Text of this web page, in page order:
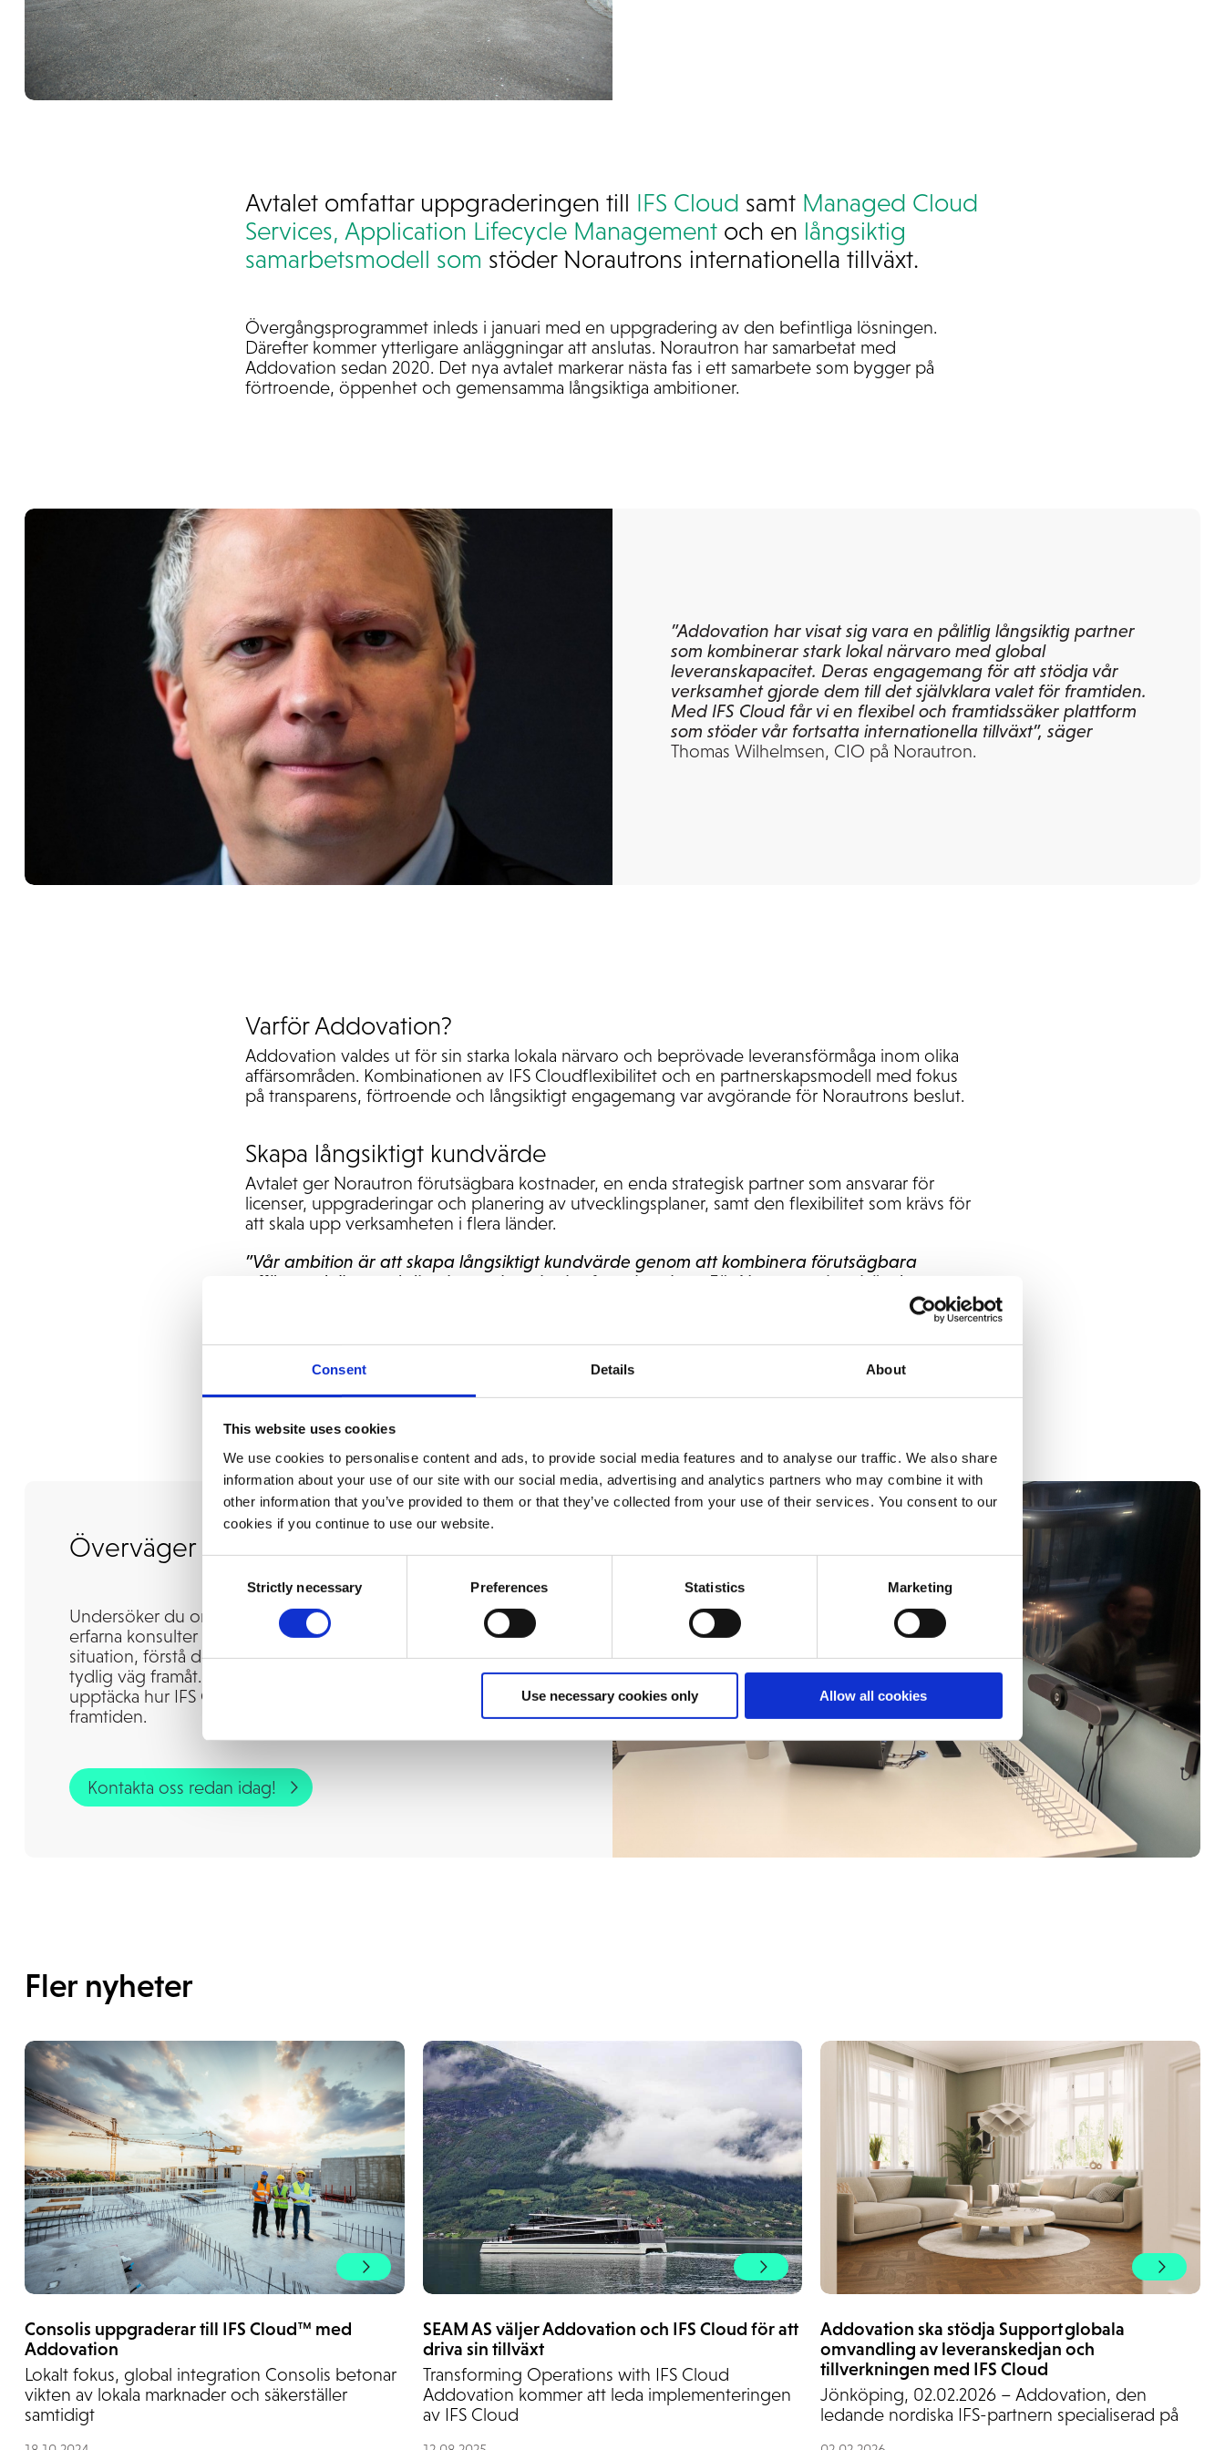
Consent Details About
This website uses cookies
We use cookies to personalise content and ads, to provide social media features and to analyse our traffic. We also share
information about your use of our site with our social media, advertising and analytics partners who may combine it with
other information that you’ve provided to them or that they’ve collected from your use of their services. You consent to our
cookies if you continue to use our website.
SelectionStrictly necessary Preferences Statistics Marketing
Use necessary cookies only Allow all cookies
Avtalet omfattar uppgraderingen till IFS Cloud samt Managed Cloud
Services, Application Lifecycle Managementoch en långsiktig
samarbetsmodell som stöder Norautrons internationella tillväxt.
Övergångsprogrammet inleds i januari med en uppgradering av den befintliga lösningen.
Därefter kommer ytterligare anläggningar att anslutas. Norautron har samarbetat med
Addovation sedan 2020. Det nya avtalet markerar nästa fas i ett samarbete som bygger på
förtroende, öppenhet och gemensamma långsiktiga ambitioner.
”Addovation har visat sig vara en pålitlig långsiktig partner
som kombinerar stark lokal närvaro med global
leveranskapacitet. Deras engagemang för att stödja vår
verksamhet gjorde dem till det självklara valet för framtiden.
Med IFS Cloud får vi en flexibel och framtidssäker plattform
som stöder vår fortsatta internationella tillväxt”, säger
Thomas Wilhelmsen, CIO på Norautron.
Varför Addovation?
Addovation valdes ut för sin starka lokala närvaro och beprövade leveransförmåga inom olika
affärsområden. Kombinationen av IFS Cloudflexibilitet och en partnerskapsmodell med fokus
på transparens, förtroende och långsiktigt engagemang var avgörande för Norautrons beslut.
Skapa långsiktigt kundvärde
Avtalet ger Norautron förutsägbara kostnader, en enda strategisk partner som ansvarar för
licenser, uppgraderingar och planering av utvecklingsplaner, samt den flexibilitet som krävs för
att skala upp verksamheten i flera länder.
”Vår ambition är att skapa långsiktigt kundvärde genom att kombinera förutsägbara
affärsmodeller med djup bransch- och plattformskunskap. För Norautron innebär detta att
ha en pålitlig partner som tar ett helhetsansvar, från licenser och uppgraderingar till
Överväger du en uppgradering?
Undersöker du om IFS Cloud rätt steg för ditt företag? Våra
erfarna konsulter kan hjälpa dig att utvärdera din nuvarande
situation, förstå de potentiella fördelarna och definiera en
tydlig väg framåt. Kontakta oss för att inleda en dialog och
upptäcka hur IFS Cloud support affärsmål, både idag och i
framtiden.
Kontakta oss redan idag!
Fler nyheter
Consolis uppgraderar till IFS Cloud™ med
Addovation
Lokalt fokus, global integration Consolis betonar
vikten av lokala marknader och säkerställer
samtidigt
SEAM AS väljer Addovation och IFS Cloud för att
driva sin tillväxt
Transforming Operations with IFS Cloud
Addovation kommer att leda implementeringen
av IFS Cloud
Addovation ska stödja Support globala
omvandling av leveranskedjan och
tillverkningen med IFS Cloud
Jönköping, 02.02.2026 – Addovation, den
ledande nordiska IFS-partnern specialiserad på